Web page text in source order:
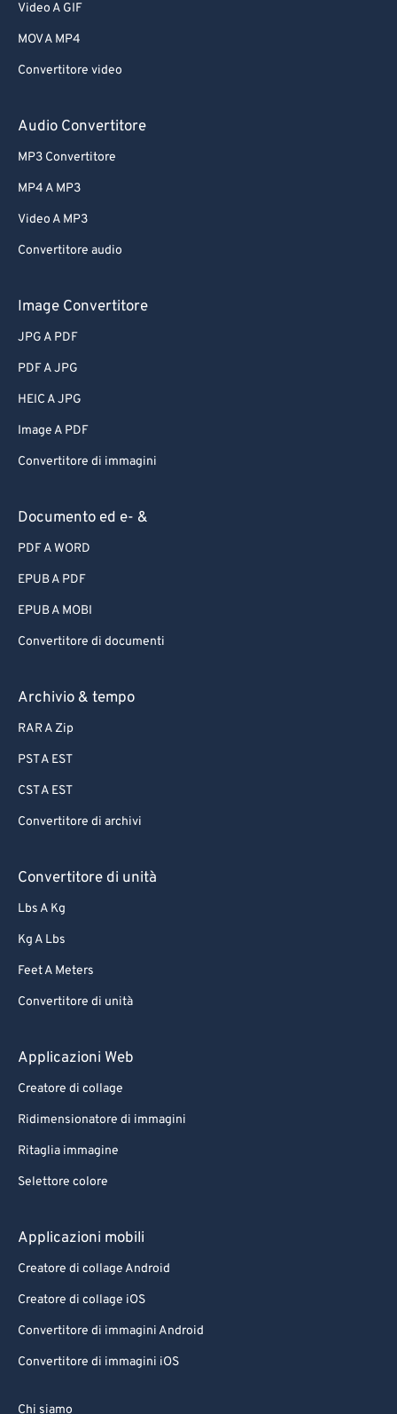
Video A GIF
MOV A MP4
Convertitore video
Audio Convertitore
MP3 Convertitore
MP4 A MP3
Video A MP3
Convertitore audio
Image Convertitore
JPG A PDF
PDF A JPG
HEIC A JPG
Image A PDF
Convertitore di immagini
Documento ed e- &
PDF A WORD
EPUB A PDF
EPUB A MOBI
Convertitore di documenti
Archivio & tempo
RAR A Zip
PST A EST
CST A EST
Convertitore di archivi
Convertitore di unità
Lbs A Kg
Kg A Lbs
Feet A Meters
Convertitore di unità
Applicazioni Web
Creatore di collage
Ridimensionatore di immagini
Ritaglia immagine
Selettore colore
Applicazioni mobili
Creatore di collage Android
Creatore di collage iOS
Convertitore di immagini Android
Convertitore di immagini iOS
Chi siamo